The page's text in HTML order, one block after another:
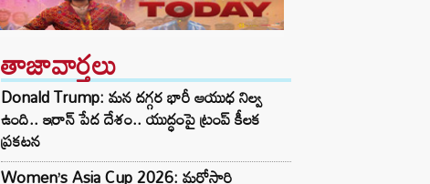
తాజావార్తలు
Donald Trump: మన దగ్గర భారీ ఆయుధ నిల్వ
ఉంది.. ఇరాన్ పేద దేశం.. యుద్ధంపై ట్రంప్ కీలక
ప్రకటన
Women’s Asia Cup 2026: మరోసారి